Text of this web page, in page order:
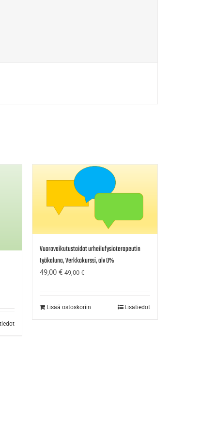
Vuorovaikutustaidot urheilufysioterapeutin
työkaluna, Verkkokurssi, alv 0%
49,00 € 49,00 €
Lisää ostoskoriin Lisätiedot